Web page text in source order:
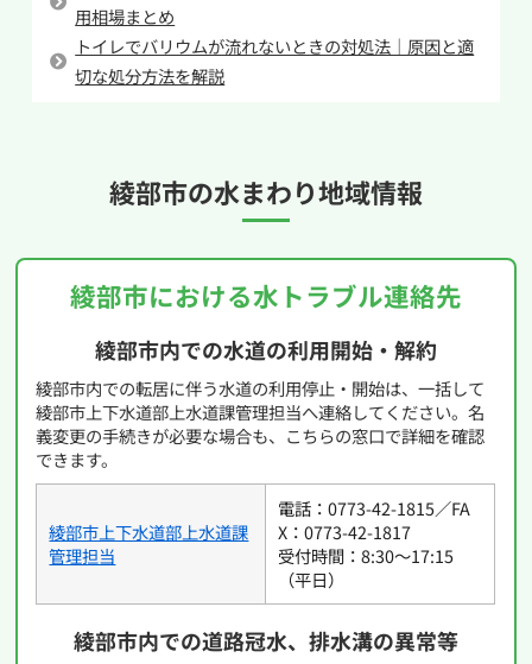
用相場まとめ
トイレでバリウムが流れないときの対処法｜原因と適
切な処分方法を解説
綾部市の水まわり地域情報
綾部市における水トラブル連絡先
綾部市内での水道の利用開始・解約
綾部市内での転居に伴う水道の利用停止・開始は、一括して
綾部市上下水道部上水道課管理担当へ連絡してください。名
義変更の手続きが必要な場合も、こちらの窓口で詳細を確認
できます。
綾部市上下水道部上水道課
管理担当
電話：0773-42-1815／FA
X：0773-42-1817
受付時間：8:30〜17:15
（平日）
綾部市内での道路冠水、排水溝の異常等